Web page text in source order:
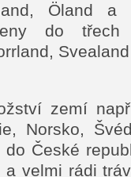
Öland a
do třech
zemí
Norsko,
České
velmi rádi